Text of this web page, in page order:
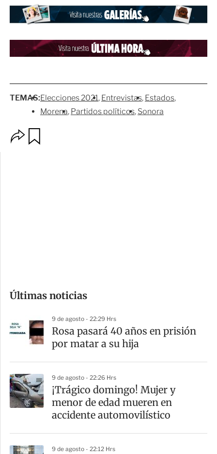
TEMAS:Elecciones 2021 Entrevistas Estados
Morena Partidos políticos Sonora
p
m
a
i
r
Últimas noticias
9 de agosto - 22:29 Hrs
Rosa pasará 40 años en prisión
por matar a su hija
9 de agosto - 22:26 Hrs
¡Trágico domingo! Mujer y
menor de edad mueren en
accidente automovilístico
9 de agosto - 22:12 Hrs